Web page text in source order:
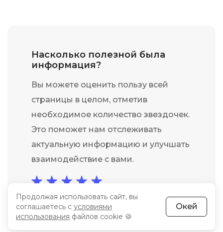
Насколько полезной была
информация?
Вы можете оценить пользу всей
страницы в целом, отметив
необходимое количество звездочек.
Это поможет нам отслеживать
актуальную информацию и улучшать
взаимодействие с вами.
среднее: 5 из 5 Всего 590 голосов
Продолжая использовать сайт, вы
соглашаетесь с условиями
использования файлов cookie 🍪
Окей